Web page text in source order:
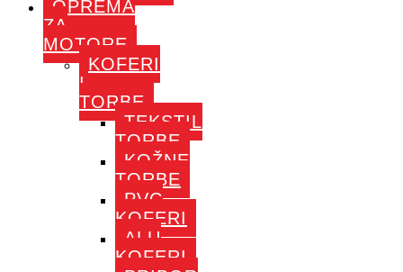
OPREMA
ZA
MOTORE
KOFERI
I
TORBE
TEKSTIL
TORBE
KOŽNE
TORBE
PVC
KOFERI
ALU
KOFERI